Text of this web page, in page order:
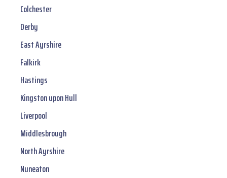
Colchester
Derby
East Ayrshire
Falkirk
Hastings
Kingston upon Hull
Liverpool
Middlesbrough
North Ayrshire
Nuneaton